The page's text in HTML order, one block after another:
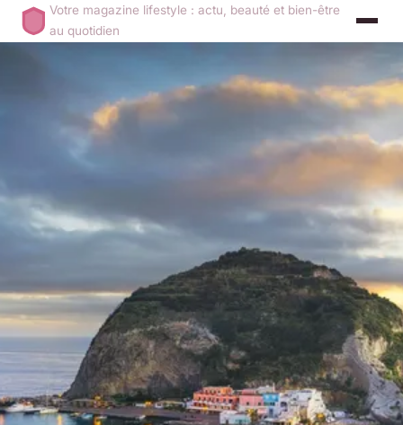
Votre magazine lifestyle : actu, beauté et bien-être
au quotidien